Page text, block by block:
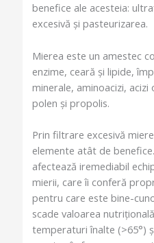
benefice ale acesteia:
excesivă și pasteurizarea.
Mierea este un amestec
enzime, ceară și lipide,
minerale, aminoacizi,
polen și propolis.
Prin filtrare excesivă
elemente atât de
afectează iremediabil
mierii, care îi conferă
pentru care este bine-
scade valoarea
temperaturi înalte (>65°)